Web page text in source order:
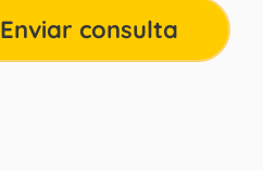
Enviar consulta